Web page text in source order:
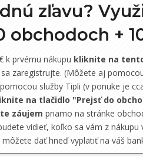
zľavu?
obchodoch +
k prvému nákupu kliknite na
sa zaregistrujte. (Môžete aj
služby Tipli (v ponuke je
na tlačidlo "Prejsť do
záujem priamo na stránke
vidieť, koľko sa vám z
môžete dať hneď vyplatiť na váš